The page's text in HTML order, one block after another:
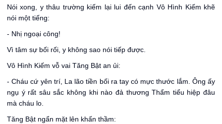
Nói xong, y thâu trường kiếm lại lui đến cạnh Vô Hình Kiếm khẽ
nói một tiếng:
- Nhị ngoại công!
Vì tâm sự bối rối, y không sao nói tiếp được.
Vô Hình Kiếm vỗ vai Tăng Bật an ủi:
- Cháu cứ yên trí, La lão tiền bối ra tay có mực thước lắm. Ông ấy
ngụ ý rất sâu sắc không khi nào đả thương Thẩm tiểu hiệp đâu
mà cháu lo.
Tăng Bật ngẩn mặt lên khấn thầm: